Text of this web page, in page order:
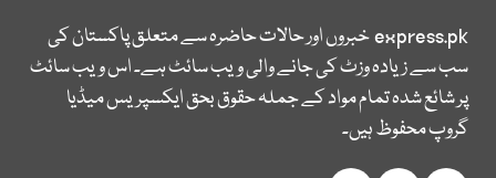
express.pkخبروں اور حالات حاضرہ سے متعلق پاکستان کی
سب سے زیادہ وزٹ کی جانے والی ویب سائٹ ہے۔ اس ویب سائٹ
پر شائع شدہ تمام مواد کے جملہ حقوق بحق ایکسپریس میڈیا
گروپ محفوظ ہیں۔